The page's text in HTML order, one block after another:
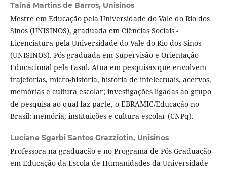
Tainá Martins de Barros, Unisinos
Mestre em Educação pela Universidade do Vale do Rio dos
Sinos (UNISINOS), graduada em Ciências Sociais -
Licenciatura pela Universidade do Vale do Rio dos Sinos
(UNISINOS). Pós-graduada em Supervisão e Orientação
Educacional pela Fasul. Atua em pesquisas que envolvem
trajetórias, micro-história, história de intelectuais, acervos,
memórias e cultura escolar; investigações ligadas ao grupo
de pesquisa ao qual faz parte, o EBRAMIC/Educação no
Brasil: memória, instituições e cultura escolar (CNPq).
Luciane Sgarbi Santos Grazziotin, Unisinos
Professora na graduação e no Programa de Pós-Graduação
em Educação da Escola de Humanidades da Universidade